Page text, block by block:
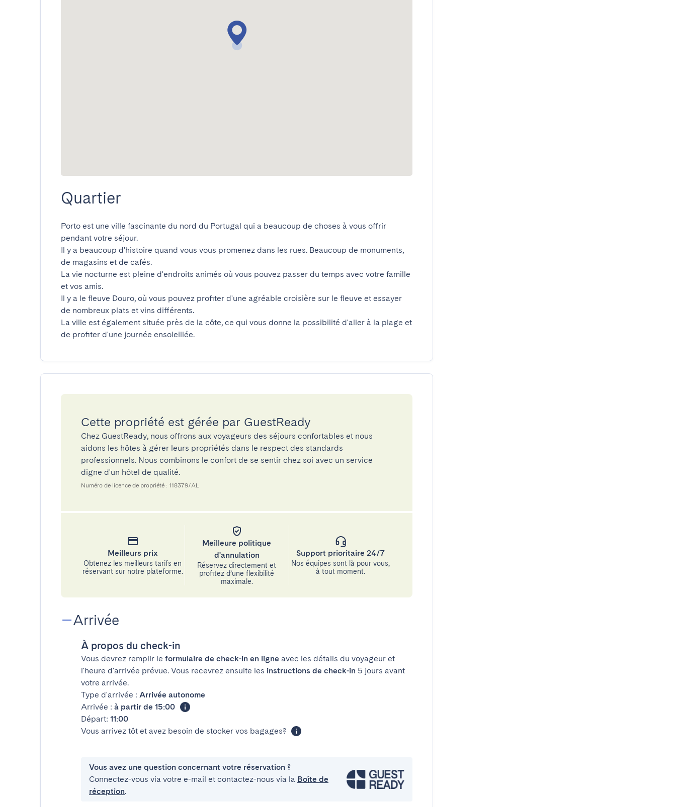
Quartier
Porto est une ville fascinante du nord du Portugal qui a beaucoup de choses à vous offrir
pendant votre séjour.
Il y a beaucoup d'histoire quand vous vous promenez dans les rues. Beaucoup de monuments,
de magasins et de cafés.
La vie nocturne est pleine d'endroits animés où vous pouvez passer du temps avec votre famille
et vos amis.
Il y a le fleuve Douro, où vous pouvez profiter d'une agréable croisière sur le fleuve et essayer
de nombreux plats et vins différents.
La ville est également située près de la côte, ce qui vous donne la possibilité d'aller à la plage et
de profiter d'une journée ensoleillée.
Cette propriété est gérée par GuestReady
Chez GuestReady, nous offrons aux voyageurs des séjours confortables et nous
aidons les hôtes à gérer leurs propriétés dans le respect des standards
professionnels. Nous combinons le confort de se sentir chez soi avec un service
digne d'un hôtel de qualité.
Numéro de licence de propriété : 118379/AL
Meilleurs prix
Obtenez les meilleurs tarifs en
réservant sur notre plateforme.
Meilleure politique
d'annulation
Réservez directement et
profitez d’une flexibilité
maximale.
Support prioritaire 24/7
Nos équipes sont là pour vous,
à tout moment.
Arrivée
À propos du check-in
Vous devrez remplir le formulaire de check-in en ligne avec les détails du voyageur et
l'heure d'arrivée prévue. Vous recevrez ensuite les instructions de check-in 5 jours avant
votre arrivée.
Type d'arrivée : Arrivée autonome
Arrivée : à partir de 15:00
Départ: 11:00
Vous arrivez tôt et avez besoin de stocker vos bagages?
Vous avez une question concernant votre réservation ?
Connectez-vous via votre e-mail et contactez-nous via la Boîte de
réception.